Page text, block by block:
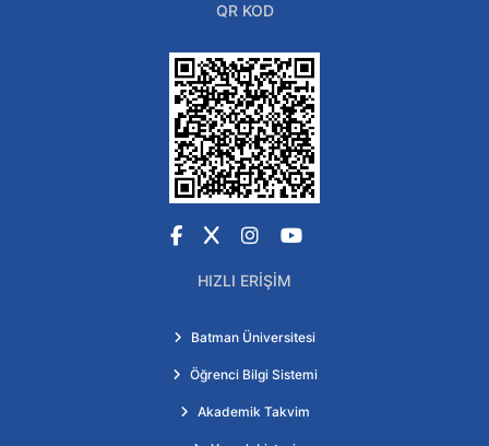
QR KOD
Facebook
X Instagram
YouTube
HIZLI ERIŞIM
Batman Üniversitesi
Öğrenci Bilgi Sistemi
Akademik Takvim